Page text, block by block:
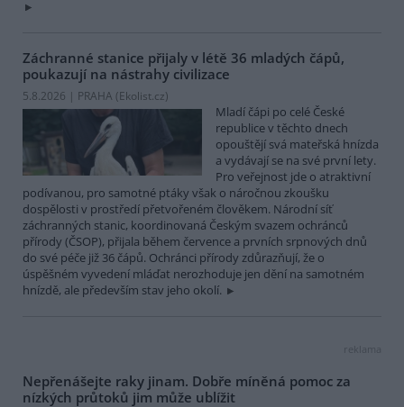
Záchranné stanice přijaly v létě 36 mladých čápů,
poukazují na nástrahy civilizace
5.8.2026 | PRAHA (Ekolist.cz)
Mladí čápi po celé České
republice v těchto dnech
opouštějí svá mateřská hnízda
a vydávají se na své první lety.
Pro veřejnost jde o atraktivní
podívanou, pro samotné ptáky však o náročnou zkoušku
dospělosti v prostředí přetvořeném člověkem. Národní síť
záchranných stanic, koordinovaná Českým svazem ochránců
přírody (ČSOP), přijala během července a prvních srpnových dnů
do své péče již 36 čápů. Ochránci přírody zdůrazňují, že o
úspěšném vyvedení mláďat nerozhoduje jen dění na samotném
hnízdě, ale především stav jeho okolí.
reklama
Nepřenášejte raky jinam. Dobře míněná pomoc za
nízkých průtoků jim může ublížit